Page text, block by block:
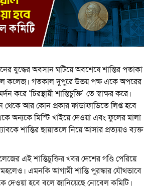
যুদ্ধের অবসান ঘটিয়ে অবশেষে শান্তির পতাকা
কলেজ। গতকাল দুপুরে উভয় পক্ষ একে অপরের
করে ‘চিরস্থায়ী শান্তিচুক্তি’-তে স্বাক্ষর করে।
থেকে আর কোন প্রকার ফাডাফাডিতে লিপ্ত হবে
অন্যকে মিস্টি খাইয়ে দেওয়া এবং ফুলের মালা
শান্তির ছায়াতলে নিয়ে আসার প্রত্যয়ও ব্যক্ত
এই শান্তিচুক্তির খবর দেশের গণ্ডি পেরিয়ে
এমনকি আগামী শান্তি পুরস্কার যৌথভাবে
হবে বলে জানিয়েছে নোবেল কমিটি।